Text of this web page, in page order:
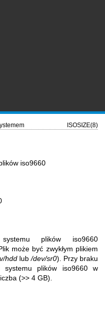
ISOSIZE(8)
iso9660
plików iso9660
może być zwykłym plikiem
hddlub/dev/sr0). Przy braku
systemu plików iso9660 w
(>> 4 GB).